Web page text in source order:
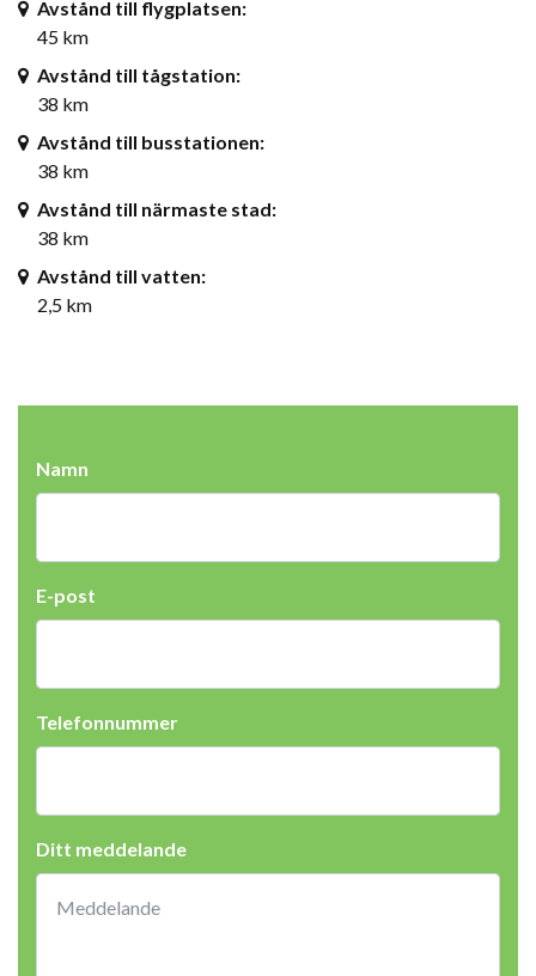
Avstånd till flygplatsen:
45 km
Avstånd till tågstation:
38 km
Avstånd till busstationen:
38 km
Avstånd till närmaste stad:
38 km
Avstånd till vatten:
2,5 km
Namn
E-post
Telefonnummer
Ditt meddelande